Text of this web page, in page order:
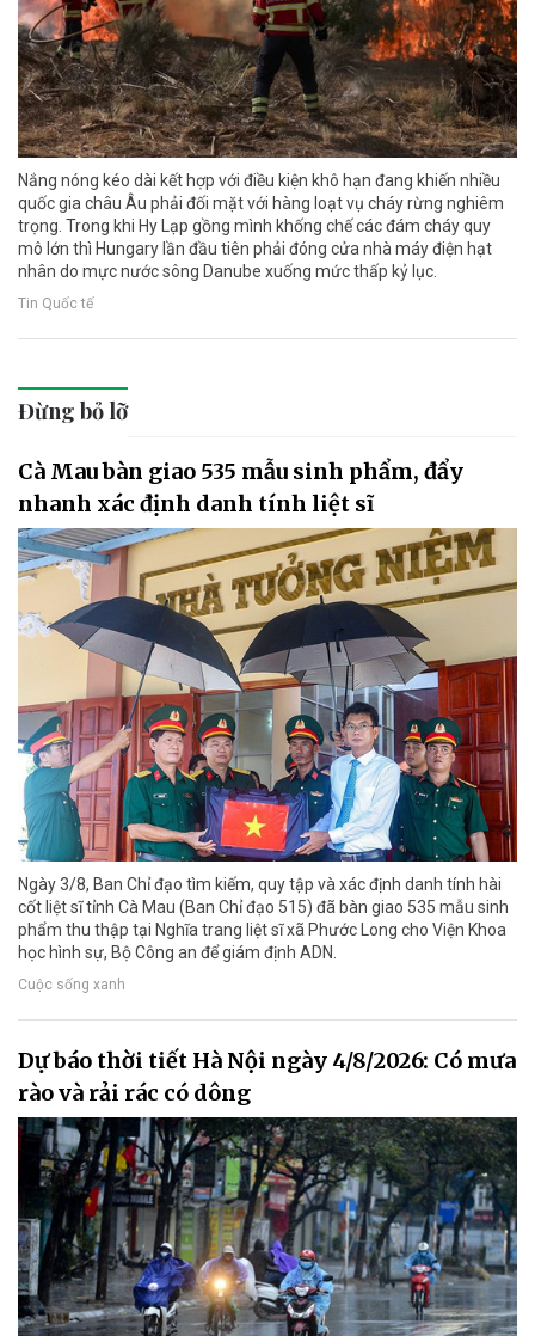
Nắng nóng kéo dài kết hợp với điều kiện khô hạn đang khiến nhiều
quốc gia châu Âu phải đối mặt với hàng loạt vụ cháy rừng nghiêm
trọng. Trong khi Hy Lạp gồng mình khống chế các đám cháy quy
mô lớn thì Hungary lần đầu tiên phải đóng cửa nhà máy điện hạt
nhân do mực nước sông Danube xuống mức thấp kỷ lục.
Tin Quốc tế
Đừng bỏ lỡ
Cà Mau bàn giao 535 mẫu sinh phẩm, đẩy
nhanh xác định danh tính liệt sĩ
Ngày 3/8, Ban Chỉ đạo tìm kiếm, quy tập và xác định danh tính hài
cốt liệt sĩ tỉnh Cà Mau (Ban Chỉ đạo 515) đã bàn giao 535 mẫu sinh
phẩm thu thập tại Nghĩa trang liệt sĩ xã Phước Long cho Viện Khoa
học hình sự, Bộ Công an để giám định ADN.
Cuộc sống xanh
Dự báo thời tiết Hà Nội ngày 4/8/2026: Có mưa
rào và rải rác có dông